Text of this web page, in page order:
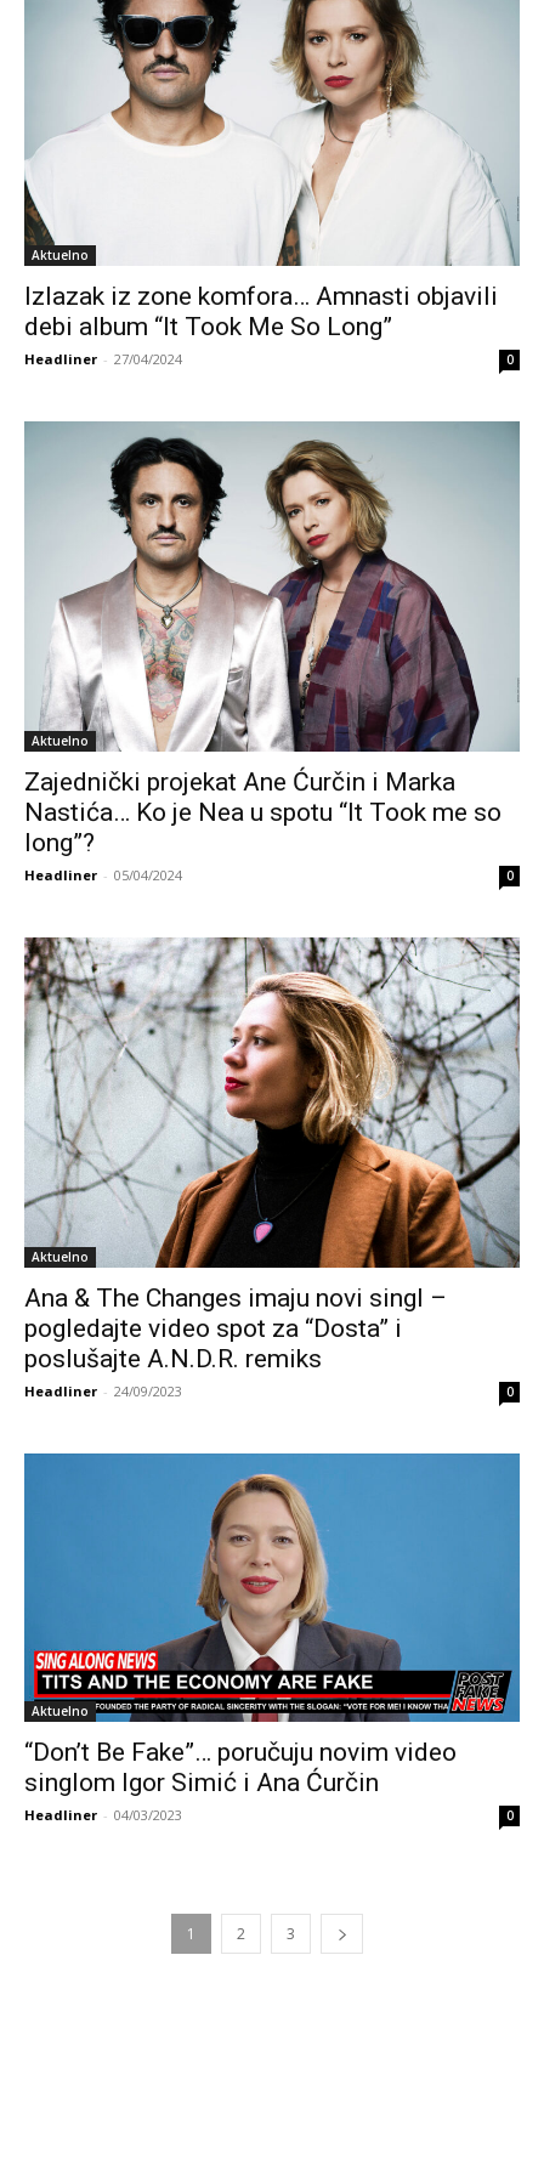
Aktuelno
Izlazak iz zone komfora… Amnasti objavili
debi album “It Took Me So Long”
Headliner - 27/04/2024 0
Aktuelno
Zajednički projekat Ane Ćurčin i Marka
Nastića… Ko je Nea u spotu “It Took me so
long”?
Headliner - 05/04/2024 0
Aktuelno
Ana & The Changes imaju novi singl –
pogledajte video spot za “Dosta” i
poslušajte A.N.D.R. remiks
Headliner - 24/09/2023 0
Aktuelno
“Don’t Be Fake”… poručuju novim video
singlom Igor Simić i Ana Ćurčin
Headliner - 04/03/2023 0
1 2 3